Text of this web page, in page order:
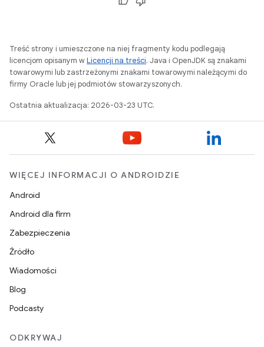
Treść strony i umieszczone na niej fragmenty kodu podlegają
licencjom opisanym wLicencji na treści. Java i OpenJDK są znakami
towarowymi lub zastrzeżonymi znakami towarowymi należącymi do
firmy Oracle lub jej podmiotów stowarzyszonych.
Ostatnia aktualizacja: 2026-03-23 UTC.
WIĘCEJ INFORMACJI O ANDROIDZIE
Android
Android dla firm
Zabezpieczenia
Źródło
Wiadomości
Blog
Podcasty
ODKRYWAJ